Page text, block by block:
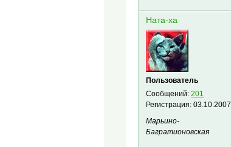
Ната-ха
Пользователь
Сообщений:201
Регистрация:03.10.2007
Марьино-
Багратионовская